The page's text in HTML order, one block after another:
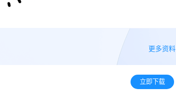
更多资料
立即下载